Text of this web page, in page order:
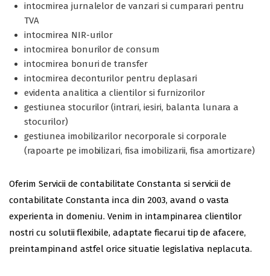
intocmirea jurnalelor de vanzari si cumparari pentru
TVA
intocmirea NIR-urilor
intocmirea bonurilor de consum
intocmirea bonuri de transfer
intocmirea deconturilor pentru deplasari
evidenta analitica a clientilor si furnizorilor
gestiunea stocurilor (intrari, iesiri, balanta lunara a
stocurilor)
gestiunea imobilizarilor necorporale si corporale
(rapoarte pe imobilizari, fisa imobilizarii, fisa amortizare)
Oferim Servicii de contabilitate Constanta si servicii de
contabilitate Constanta inca din 2003, avand o vasta
experienta in domeniu. Venim in intampinarea clientilor
nostri cu solutii flexibile, adaptate fiecarui tip de afacere,
preintampinand astfel orice situatie legislativa neplacuta.